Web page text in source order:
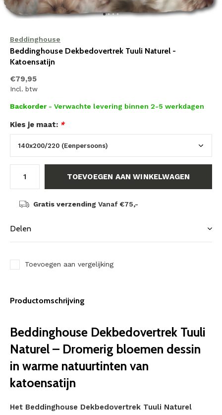
Beddinghouse
Beddinghouse Dekbedovertrek Tuuli Naturel -
Katoensatijn
€79,95
Incl. btw
Backorder - Verwachte levering binnen 2-5 werkdagen
Kies je maat: *
TOEVOEGEN AAN WINKELWAGEN
Gratis verzending Vanaf €75,-
Delen
Toevoegen aan vergelijking
Productomschrijving
Beddinghouse Dekbedovertrek Tuuli
Naturel – Dromerig bloemen dessin
in warme natuurtinten van
katoensatijn
Het Beddinghouse Dekbedovertrek Tuuli Naturel